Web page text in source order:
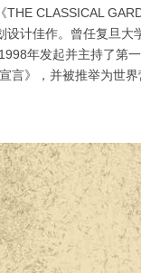
THE CLASSICAL
设计佳作。曾任复旦
年发起并主持了第
言》，并被推举为世